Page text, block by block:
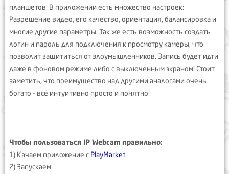
планшетов. В приложении есть множество настроек:
Разрешение видео, его качество, ориентация, балансировка и
многие другие параметры. Так же есть возможность создать
логин и пароль для подключения к просмотру камеры, что
позволит защититься от злоумышленников. Запись будет идти
даже в фоновом режиме либо с выключенным экраном! Стоит
заметить, что преимущество над другими аналогами очень
богато - всё интуитивно просто и понятно!
Чтобы пользоваться IP Webcam правильно:
1) Качаем приложение с PlayMarket
2) Запускаем